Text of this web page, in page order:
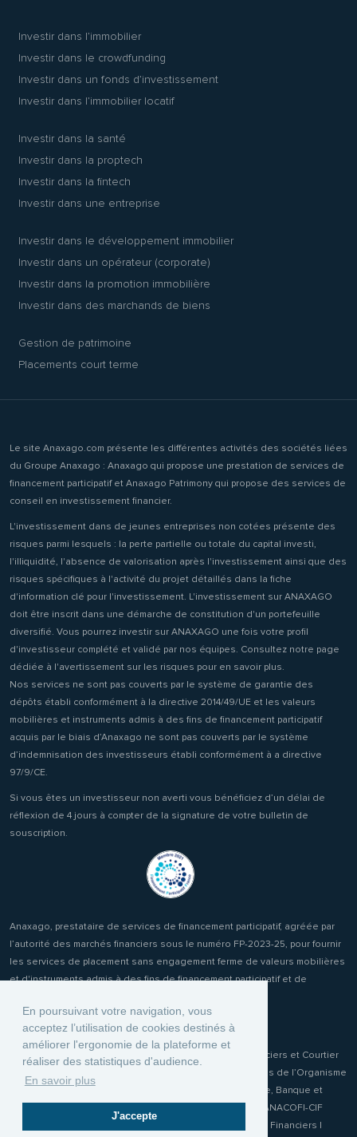
En poursuivant votre navigation, vous
acceptez l’utilisation de cookies destinés à
améliorer l'ergonomie de la plateforme et
réaliser des statistiques d'audience.
En savoir plus
J'accepte
Investir dans l’immobilier
Investir dans le crowdfunding
Investir dans un fonds d’investissement
Investir dans l’immobilier locatif
Investir dans la santé
Investir dans la proptech
Investir dans la fintech
Investir dans une entreprise
Investir dans le développement immobilier
Investir dans un opérateur (corporate)
Investir dans la promotion immobilière
Investir dans des marchands de biens
Gestion de patrimoine
Placements court terme
Le site Anaxago.com présente les différentes activités des sociétés liées
du Groupe Anaxago : Anaxago qui propose une prestation de services de
financement participatif et Anaxago Patrimony qui propose des services de
conseil en investissement financier.
L'investissement dans de jeunes entreprises non cotées présente des
risques parmi lesquels : la perte partielle ou totale du capital investi,
l'illiquidité, l'absence de valorisation après l'investissement ainsi que des
risques spécifiques à l'activité du projet détaillés dans la fiche
d'information clé pour l'investissement. L'investissement sur ANAXAGO
doit être inscrit dans une démarche de constitution d'un portefeuille
diversifié. Vous pourrez investir sur ANAXAGO une fois votre profil
d'investisseur complété et validé par nos équipes. Consultez notre page
dédiée à l'avertissement sur les risques pour en savoir plus.
Nos services ne sont pas couverts par le système de garantie des
dépôts établi conformément à la directive 2014/49/UE et les valeurs
mobilières et instruments admis à des fins de financement participatif
acquis par le biais d’Anaxago ne sont pas couverts par le système
d’indemnisation des investisseurs établi conformément à a directive
97/9/CE.
Si vous êtes un investisseur non averti vous bénéficiez d’un délai de
réflexion de 4 jours à compter de la signature de votre bulletin de
souscription.
Anaxago, prestataire de services de financement participatif, agréée par
l’autorité des marchés financiers sous le numéro FP-2023-25, pour fournir
les services de placement sans engagement ferme de valeurs mobilières
et d'instruments admis à des fins de financement participatif et de
Anaxago Patrimony, conseiller en Investissements Financiers et Courtier
d'Assurance ou de réassurance (COA) immatriculée auprès de l’Organisme
pour le Registre unique des Intermédiaires en Assurance, Banque et
Finance (ORIAS) sous le numéro 19001970. Membre de l'ANACOFI-CIF
n°E009115 association agréée par l'Autorité des Marchés Financiers |